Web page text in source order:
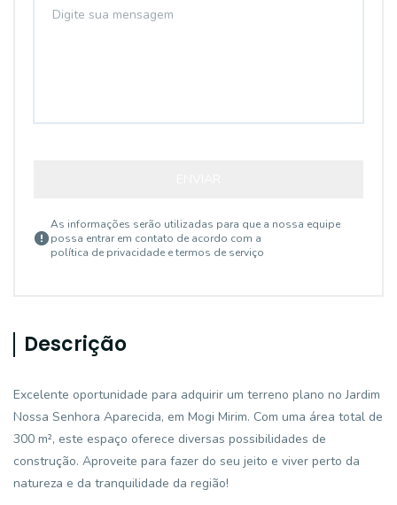
As informações serão utilizadas para que a nossa equipe
possa entrar em contato de acordo com a
política de privacidade e termos de serviço
Descrição
Excelente oportunidade para adquirir um terreno plano no Jardim
Nossa Senhora Aparecida, em Mogi Mirim. Com uma área total de
300 m², este espaço oferece diversas possibilidades de
construção. Aproveite para fazer do seu jeito e viver perto da
natureza e da tranquilidade da região!